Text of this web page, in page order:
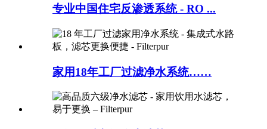
专业中国住宅反渗透系统 - RO ...
家用18年工厂过滤净水系统……